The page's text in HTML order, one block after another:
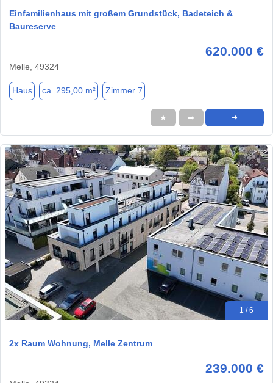
Einfamilienhaus mit großem Grundstück, Badeteich &
Baureserve
620.000 €
Melle, 49324
Haus ca. 295,00 m² Zimmer 7
★ ➦ ➜
1 / 6
2x Raum Wohnung, Melle Zentrum
239.000 €